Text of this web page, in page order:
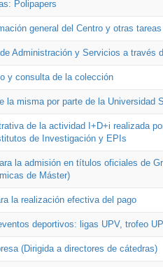
Polipapers
general del Centro y otras
Administración y Servicios a través
y consulta de la colección
la misma por parte de la Universidad
de la actividad I+D+i realizada
de Investigación y EPIs
la admisión en títulos oficiales de
de Máster)
la realización efectiva del pago
deportivos: ligas UPV, trofeo
(Dirigida a directores de cátedras)